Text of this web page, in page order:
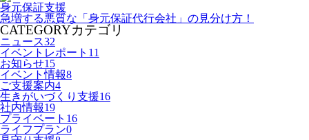
身元保証支援
急増する悪質な「身元保証代行会社」の見分け方！
CATEGORYカテゴリ
ニュース32
イベントレポート 11
お知らせ15
イベント情報8
ご支援案内4
生きがいづくり支援16
社内情報19
プライベート 16
ライフプラン0